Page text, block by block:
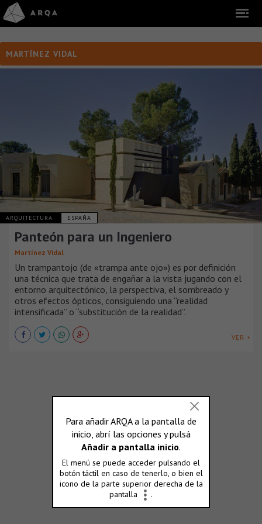
MARTÍNEZ VIDAL
ARQUITECTURA ESPAÑA
Panteón para un Ingeniero
Martínez Vidal
Un trampantojo (de «trampa ante ojo») es por definición
una técnica que trata de engañar a la vista jugando con el
entorno arquitectónico, la perspectiva, el sombreado y
otros efectos ópticos, consiguiendo una “realidad
intensificada” o “substitución de la realidad”.
VER +